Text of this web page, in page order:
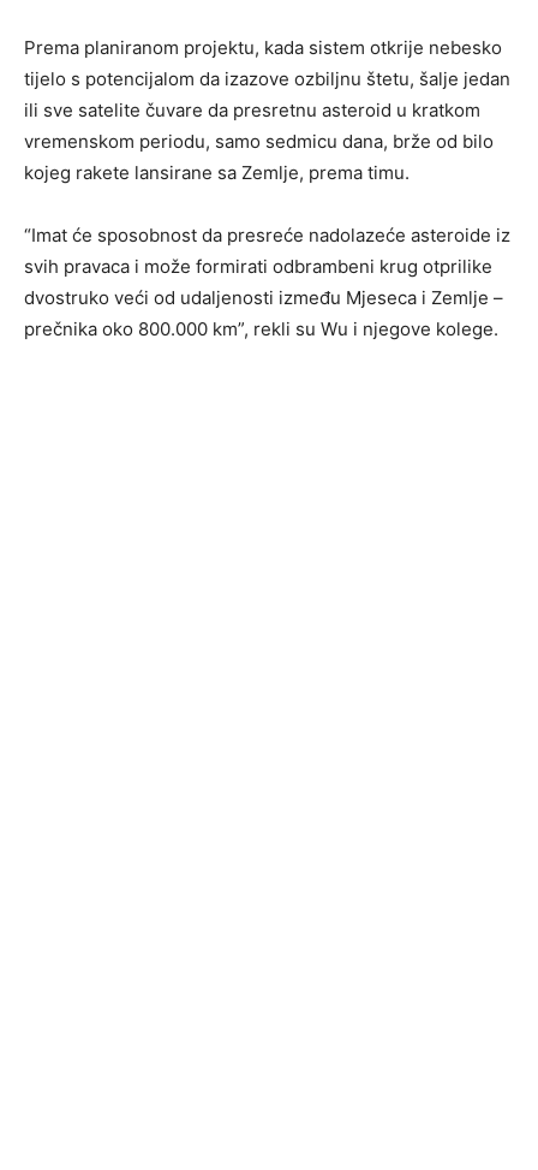
Prema planiranom projektu, kada sistem otkrije nebesko
tijelo s potencijalom da izazove ozbiljnu štetu, šalje jedan
ili sve satelite čuvare da presretnu asteroid u kratkom
vremenskom periodu, samo sedmicu dana, brže od bilo
kojeg rakete lansirane sa Zemlje, prema timu.
“Imat će sposobnost da presreće nadolazeće asteroide iz
svih pravaca i može formirati odbrambeni krug otprilike
dvostruko veći od udaljenosti između Mjeseca i Zemlje –
prečnika oko 800.000 km”, rekli su Wu i njegove kolege.